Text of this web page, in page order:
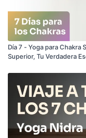
Día 7 - Yoga para Chakra
Superior, Tu Verdadera